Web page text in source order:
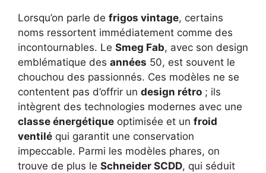
Lorsqu’on parle de frigos vintage, certains
noms ressortent immédiatement comme des
incontournables. Le Smeg Fab, avec son design
emblématique des années 50, est souvent le
chouchou des passionnés. Ces modèles ne se
contentent pas d’offrir un design rétro ; ils
intègrent des technologies modernes avec une
classe énergétique optimisée et un froid
ventilé qui garantit une conservation
impeccable. Parmi les modèles phares, on
trouve de plus le Schneider SCDD, qui séduit